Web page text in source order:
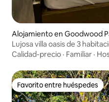
Alojamiento en Goodwood
Lujosa villa oasis de 3
Calidad-precio · Familiar ·
Favorito entre huéspedes
Favorito entre huéspedes